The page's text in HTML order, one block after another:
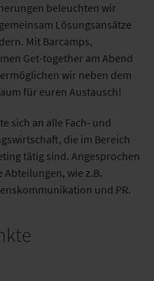
beleuchten wir
Lösungsansätze
Mit Barcamps,
Get-together am Abend
wir neben dem
für euren Austausch!
sich an alle Fach- und
die im Bereich
tätig sind. Angesprochen
wie z.B.
und PR.